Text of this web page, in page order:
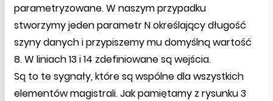
parametryzowane. W naszym przypadku
stworzymy jeden parametr N określający długość
szyny danych i przypiszemy mu domyślną wartość
8. W liniach 13 i 14 zdefiniowane są wejścia.
Są to te sygnały, które są wspólne dla wszystkich
elementów magistrali. Jak pamiętamy z rysunku 3